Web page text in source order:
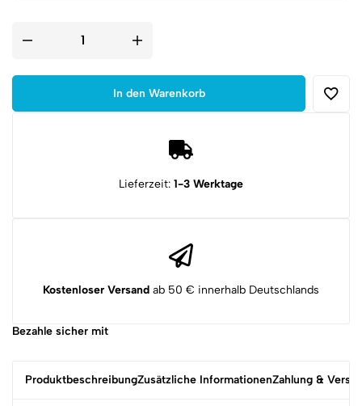
9mm
Anhänger
Geschoss
In den Warenkorb
Lieferzeit: 1-3 Werktage
Kostenloser Versand ab 50 € innerhalb Deutschlands
Bezahle sicher mit
ProduktbeschreibungZusätzliche InformationenZahlung &